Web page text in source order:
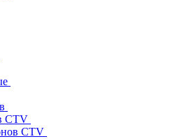
CTV
CTV